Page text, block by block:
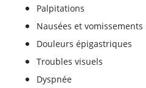
Palpitations
Nausées et vomissements
Douleurs épigastriques
Troubles visuels
Dyspnée